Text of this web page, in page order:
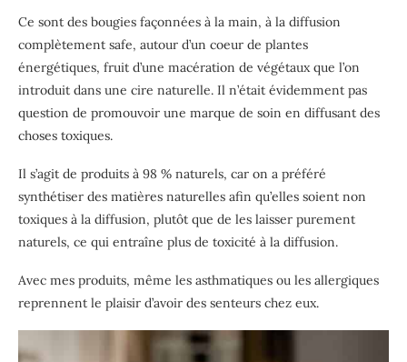
Ce sont des bougies façonnées à la main, à la diffusion
complètement safe, autour d’un coeur de plantes
énergétiques, fruit d’une macération de végétaux que l’on
introduit dans une cire naturelle. Il n’était évidemment pas
question de promouvoir une marque de soin en diffusant des
choses toxiques.
Il s’agit de produits à 98 % naturels, car on a préféré
synthétiser des matières naturelles afin qu’elles soient non
toxiques à la diffusion, plutôt que de les laisser purement
naturels, ce qui entraîne plus de toxicité à la diffusion.
Avec mes produits, même les asthmatiques ou les allergiques
reprennent le plaisir d’avoir des senteurs chez eux.